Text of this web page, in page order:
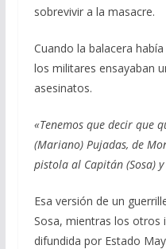
sobrevivir a la masacre.
Cuando la balacera
los militares ensayaban
asesinatos.
«Tenemos que decir que
(Mariano) Pujadas, de
pistola al Capitán (Sosa)
Esa versión de un
Sosa, mientras los otros
difundida por Estado